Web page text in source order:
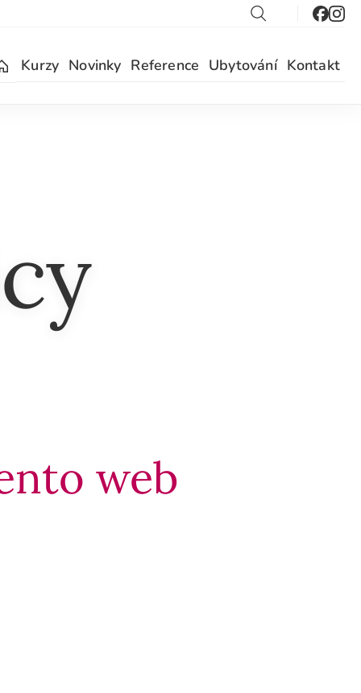
Kurzy Novinky Reference Ubytování Kontakt
web